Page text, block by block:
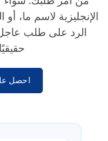
الإنجليزية لاسم ما،
الرد على طلب
احصل